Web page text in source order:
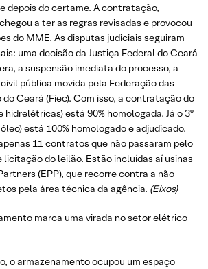
depois do certame. A contratação,
a ter as regras revisadas e provocou
do MME. As disputas judiciais seguiram
uma decisão da Justiça Federal do Ceará
a suspensão imediata do processo, a
pública movida pela Federação das
Ceará (Fiec). Com isso, a contratação do
hidrelétricas) está 90% homologada. Já o 3º
está 100% homologado e adjudicado.
11 contratos que não passaram pelo
do leilão. Estão incluídas aí usinas
(EPP), que recorre contra a não
pela área técnica da agência. (Eixos)
marca uma virada no setor elétrico
o armazenamento ocupou um espaço